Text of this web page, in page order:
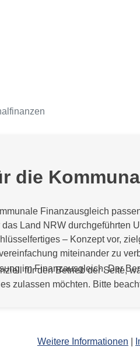
die
Finanzausgleich
Land NRW
– Konzept vor,
miteinander zu
im Finanzausgleich. Der
für den Betrieb der Seite,
zulassen möchten. Bitte
Weitere Informationen